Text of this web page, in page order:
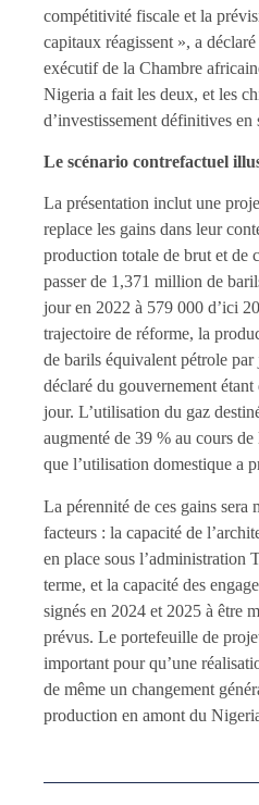
compétitivité fiscale et la
capitaux réagissent », a
exécutif de la Chambre
Nigeria a fait les deux, et les
d’investissement définitives
Le scénario contrefactuel
La présentation inclut une
replace les gains dans leur
production totale de brut et de
passer de 1,371 million de
jour en 2022 à 579 000 d’ici
trajectoire de réforme, la
de barils équivalent pétrole
déclaré du gouvernement
jour. L’utilisation du gaz
augmenté de 39 % au cours
que l’utilisation domestique a
La pérennité de ces gains sera
facteurs : la capacité de
en place sous l’administration
terme, et la capacité des
signés en 2024 et 2025 à être
prévus. Le portefeuille de
important pour qu’une
de même un changement
production en amont du